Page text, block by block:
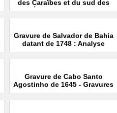
des Caraïbes et du sud des
Gravure de Salvador de Bahia
datant de 1748 : Analyse
Gravure de Cabo Santo
Agostinho de 1645 - Gravures